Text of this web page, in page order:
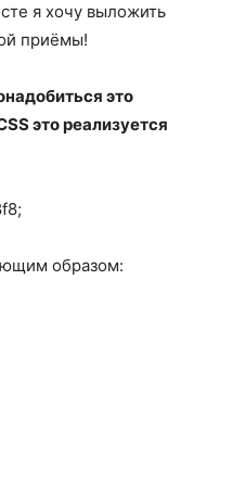
я хочу выложить
приёмы!
это
это реализуется
образом: